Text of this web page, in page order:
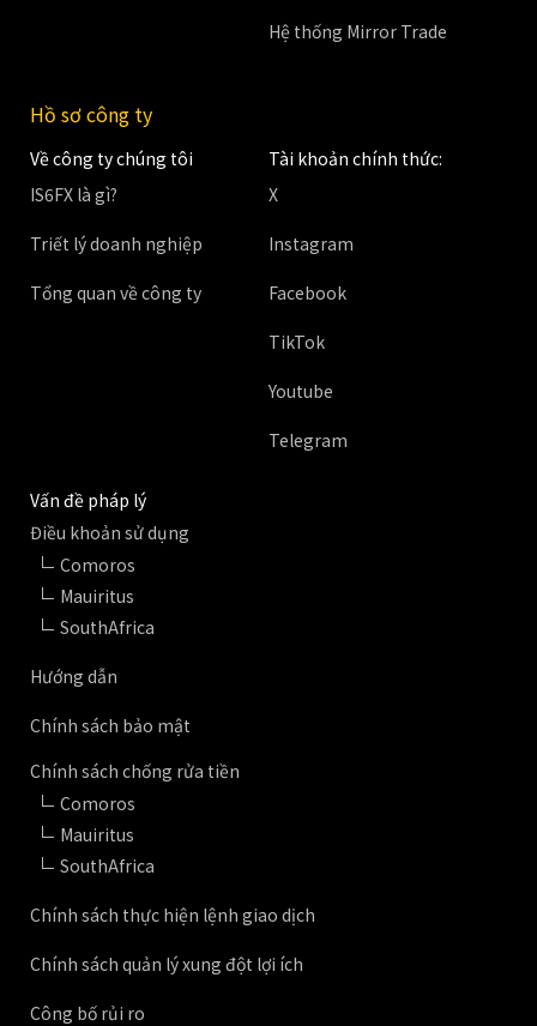
Hệ thống Mirror Trade
Hồ sơ công ty
Về công ty chúng tôi
IS6FX là gì?
Triết lý doanh nghiệp
Tổng quan về công ty
Tài khoản chính thức:
X
Instagram
Facebook
TikTok
Youtube
Telegram
Vấn đề pháp lý
Điều khoản sử dụng
Comoros
Mauiritus
SouthAfrica
Hướng dẫn
Chính sách bảo mật
Chính sách chống rửa tiền
Comoros
Mauiritus
SouthAfrica
Chính sách thực hiện lệnh giao dịch
Chính sách quản lý xung đột lợi ích
Công bố rủi ro